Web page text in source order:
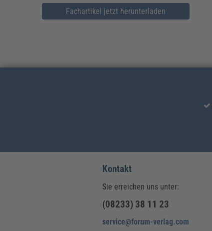
Fachartikel jetzt herunterladen
Kontakt
Sie erreichen uns unter:
(08233) 38 11 23
service@forum-verlag.com